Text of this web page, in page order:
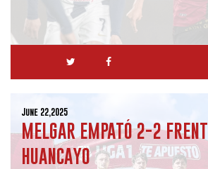
June 22,2025
MELGAR EMPATÓ 2-2
HUANCAYO